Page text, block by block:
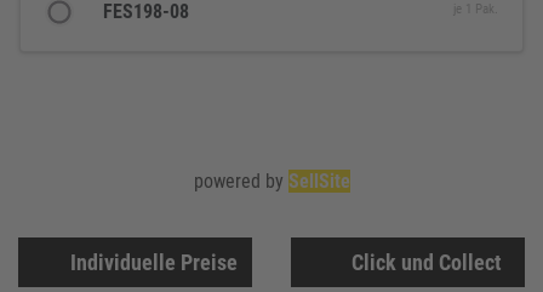
FES198-08
je 1 Pak.
Individuelle Preise Click und Collect
powered by SellSite